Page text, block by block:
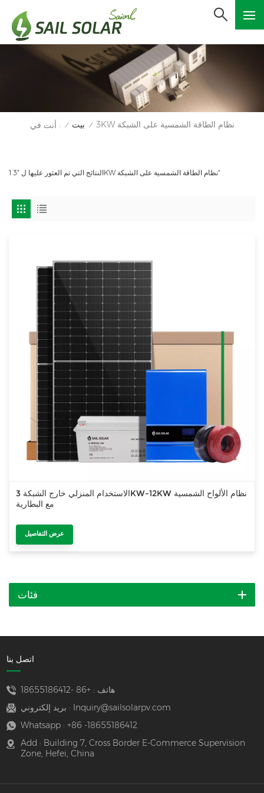
أنت في : / بيت / 3KW نظام الطاقة الشمسية على الشبكة
1 النتائج التي تم العثور عليها ل "3KW نظام الطاقة الشمسية على الشبكة"
الاستخدام المنزلي خارج الشبكة 3KW-12KW نظام الألواح الشمسية
مع البطارية
عرض التفاصيل
فئات
اتصل بنا
هاتف :+86 -18655186412
بريد إلكتروني :
Inquiry@sailsolarpv.com
Whatsapp : +86 -18655186412
Add : Building 7, Cross Border E-Commerce Supervision
Zone, Hefei, China